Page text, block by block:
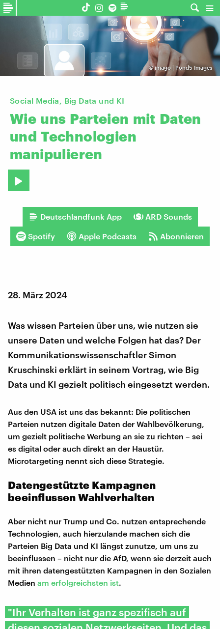
©imago | Pond5 Images
Social Media, Big Data und KI
Wie uns Parteien mit Daten
und Technologien
manipulieren
Deutschlandfunk App ARD Sounds
Spotify Apple Podcasts Abonnieren
28. März 2024
Was wissen Parteien über uns, wie nutzen sie
unsere Daten und welche Folgen hat das? Der
Kommunikationswissenschaftler Simon
Kruschinski erklärt in seinem Vortrag, wie Big
Data und KI gezielt politisch eingesetzt werden.
Aus den USA ist uns das bekannt: Die politischen
Parteien nutzen digitale Daten der Wahlbevölkerung,
um gezielt politische Werbung an sie zu richten – sei
es digital oder auch direkt an der Haustür.
Microtargeting nennt sich diese Strategie.
Datengestützte Kampagnen
beeinflussen Wahlverhalten
Aber nicht nur Trump und Co. nutzen entsprechende
Technologien, auch hierzulande machen sich die
Parteien Big Data und KI längst zunutze, um uns zu
beeinflussen – nicht nur die AfD, wenn sie derzeit auch
mit ihren datengestützten Kampagnen in den Sozialen
Medien am erfolgreichsten ist.
"Ihr Verhalten ist ganz spezifisch auf